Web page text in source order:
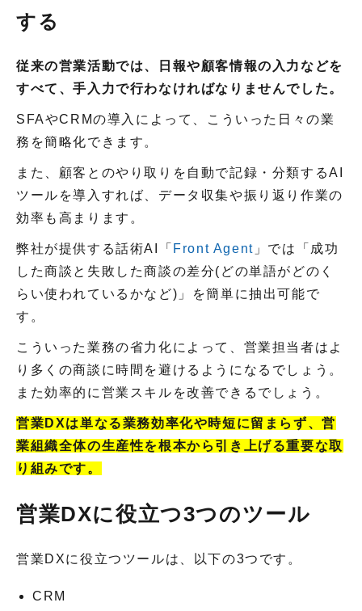
する
従来の営業活動では、日報や顧客情報の入力などを
すべて、手入力で行わなければなりませんでした。
SFAやCRMの導入によって、こういった日々の業
務を簡略化できます。
また、顧客とのやり取りを自動で記録・分類するAI
ツールを導入すれば、データ収集や振り返り作業の
効率も高まります。
弊社が提供する話術AI「 Front Agent 」では「成功
した商談と失敗した商談の差分(どの単語がどのく
らい使われているかなど)」を簡単に抽出可能で
す。
こういった業務の省力化によって、営業担当者はよ
り多くの商談に時間を避けるようになるでしょう。
また効率的に営業スキルを改善できるでしょう。
営業DXは単なる業務効率化や時短に留まらず、営
業組織全体の生産性を根本から引き上げる重要な取
り組みです。
営業DXに役立つ3つのツール
営業DXに役立つツールは、以下の3つです。
CRM